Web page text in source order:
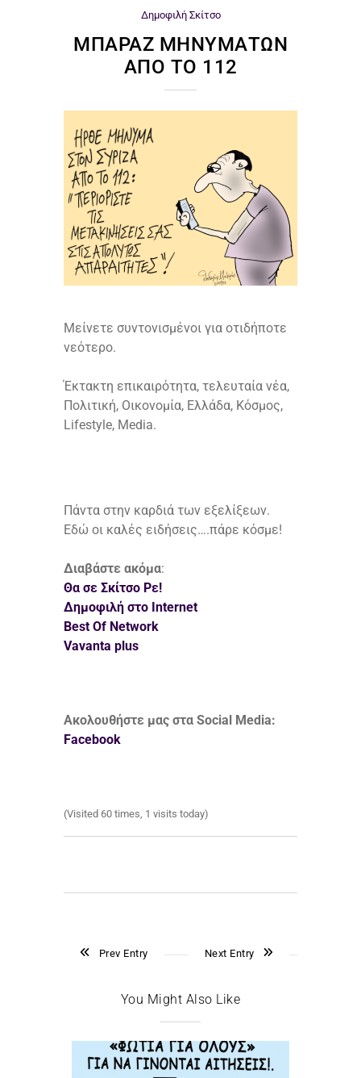
Δημοφιλή Σκίτσο
ΜΠΑΡΆΖ ΜΗΝΥΜΆΤΩΝ
ΑΠΌ ΤΟ 112
Μείνετε συντονισμένοι για οτιδήποτε
νεότερο.
Έκτακτη επικαιρότητα, τελευταία νέα,
Πολιτική, Οικονομία, Ελλάδα, Κόσμος,
Lifestyle, Media.
Πάντα στην καρδιά των εξελίξεων.
Εδώ οι καλές ειδήσεις….πάρε κόσμε!
Διαβάστε ακόμα:
Θα σε Σκίτσο Ρε!
Δημοφιλή στο Internet
Best Of Network
Vavanta plus
Ακολουθήστε μας στα Social Media:
Facebook
(Visited 60 times, 1 visits today)
Prev Entry Next Entry
You Might Also Like